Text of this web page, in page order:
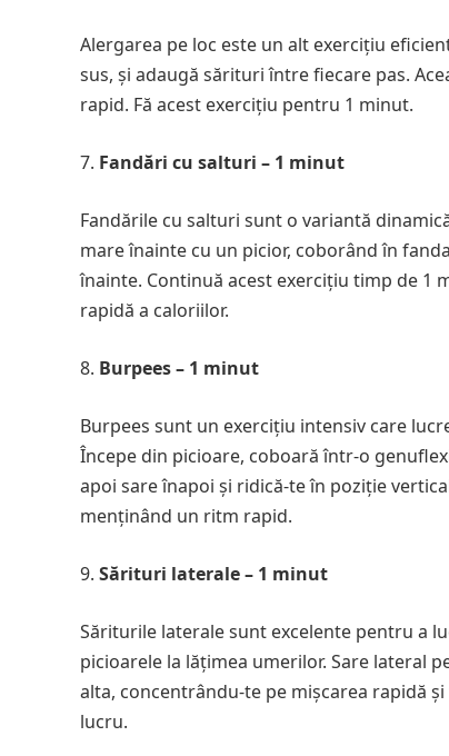
Alergarea pe loc este un alt exercițiu
sus, și adaugă sărituri între fiecare pas.
rapid. Fă acest exercițiu pentru 1 minut.
Fandări cu salturi – 1 minut
Fandările cu salturi sunt o variantă
mare înainte cu un picior, coborând în
înainte. Continuă acest exercițiu timp de 1
rapidă a caloriilor.
Burpees – 1 minut
Burpees sunt un exercițiu intensiv care
Începe din picioare, coboară într-o
apoi sare înapoi și ridică-te în poziție
menținând un ritm rapid.
Sărituri laterale – 1 minut
Săriturile laterale sunt excelente pentru a
picioarele la lățimea umerilor. Sare lateral
alta, concentrându-te pe mișcarea rapidă
lucru.